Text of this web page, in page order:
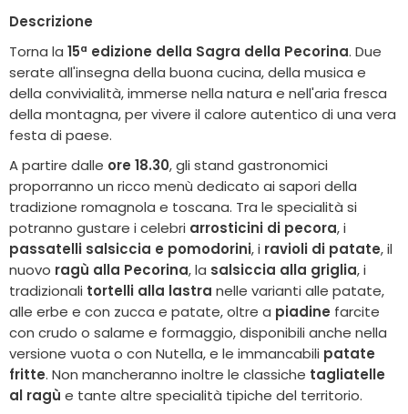
Descrizione
Torna la 15ª edizione della Sagra della Pecorina. Due
serate all'insegna della buona cucina, della musica e
della convivialità, immerse nella natura e nell'aria fresca
della montagna, per vivere il calore autentico di una vera
festa di paese.
A partire dalle ore 18.30, gli stand gastronomici
proporranno un ricco menù dedicato ai sapori della
tradizione romagnola e toscana. Tra le specialità si
potranno gustare i celebri arrosticini di pecora, i
passatelli salsiccia e pomodorini, i ravioli di patate, il
nuovo ragù alla Pecorina, la salsiccia alla griglia, i
tradizionali tortelli alla lastra nelle varianti alle patate,
alle erbe e con zucca e patate, oltre a piadine farcite
con crudo o salame e formaggio, disponibili anche nella
versione vuota o con Nutella, e le immancabili patate
fritte. Non mancheranno inoltre le classiche tagliatelle
al ragù e tante altre specialità tipiche del territorio.